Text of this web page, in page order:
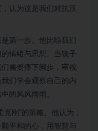
认为这是我们对抗压
第一步。他比喻我们
情绪与思想。当镜子
需要停下脚步，审视
们学会观察自己的内
的风风雨雨。
刚”的策略。他认为，
平和的心，用智慧与